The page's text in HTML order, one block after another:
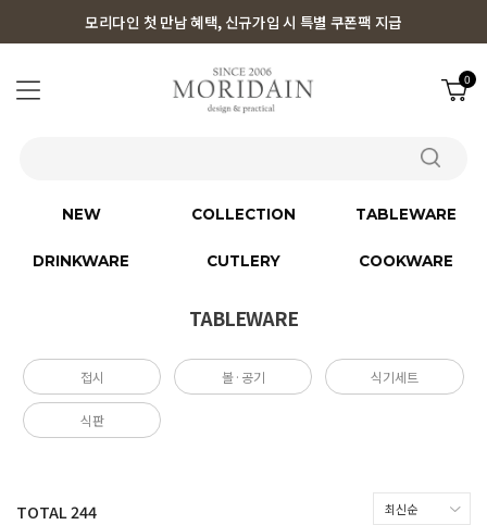
모리다인 첫 만남 혜택, 신규가입 시 특별 쿠폰팩 지급
0
NEW COLLECTION TABLEWARE
DRINKWARE CUTLERY COOKWARE
TABLEWARE
접시 볼·공기 식기세트
식판
TOTAL244